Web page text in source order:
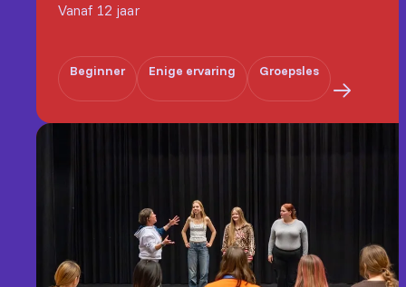
Vanaf 12 jaar
Beginner Enige ervaring Groepsles